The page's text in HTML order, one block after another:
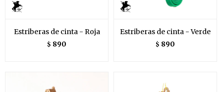
Estriberas de cinta - Roja
$ 890
Estriberas de cinta - Verde
$ 890